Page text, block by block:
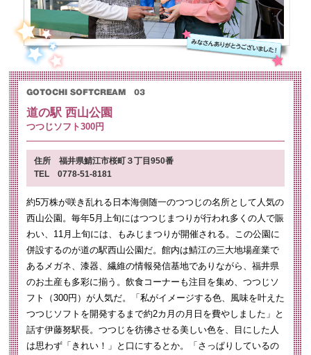
道の駅 西山公園
つつじソフト300円
住所 福井県鯖江市桜町３丁目950番
TEL 0778-51-8181
約5万株が咲き乱れる日本海側随一のつつじの名所として人気の
西山公園。毎年5月上旬にはつつじまつりが行われ多くの人で賑
わい、11月上旬には、もみじまつりが開催される。この公園に
併設するのが道の駅西山公園だ。館内は鯖江の三大地場産業で
あるメガネ、漆器、繊維の情報発信基地でありながら、福井県
のお土産も多彩に揃う。飲食コーナーも注目を集め、つつじソ
フト（300円）が人気だ。「私がイメージする色、風味を叶えた
つつじソフトを開発するまで約2カ月の月日を費やしました」と
話す伊藤努駅長。つつじを彷彿させる美しい色を、目にした人
は思わず「きれい！」と口にするとか。「さっぱりしているの